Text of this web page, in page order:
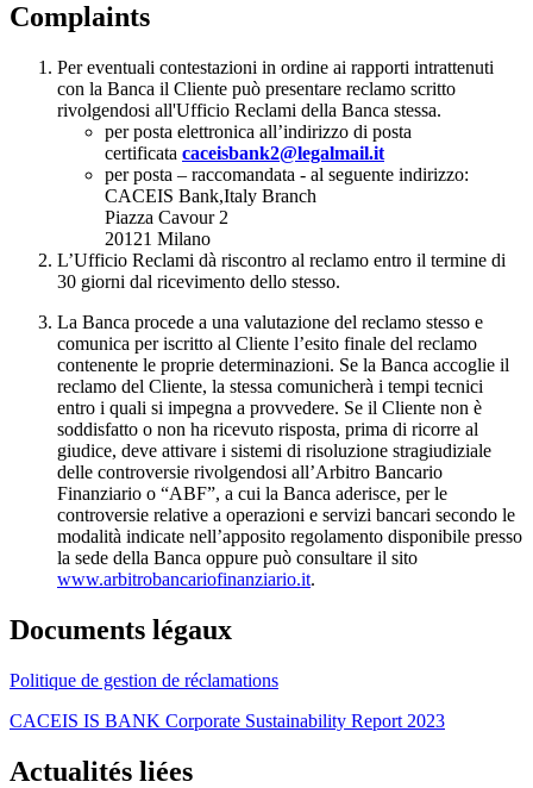
Complaints
Per eventuali contestazioni in ordine ai rapporti intrattenuti
con la Banca il Cliente può presentare reclamo scritto
rivolgendosi all'Ufficio Reclami della Banca stessa.
per posta elettronica all’indirizzo di posta
certificata caceisbank2@legalmail.it
per posta – raccomandata - al seguente indirizzo:
CACEIS Bank,Italy Branch
Piazza Cavour 2
20121 Milano
L’Ufficio Reclami dà riscontro al reclamo entro il termine di
30 giorni dal ricevimento dello stesso.
La Banca procede a una valutazione del reclamo stesso e
comunica per iscritto al Cliente l’esito finale del reclamo
contenente le proprie determinazioni. Se la Banca accoglie il
reclamo del Cliente, la stessa comunicherà i tempi tecnici
entro i quali si impegna a provvedere. Se il Cliente non è
soddisfatto o non ha ricevuto risposta, prima di ricorre al
giudice, deve attivare i sistemi di risoluzione stragiudiziale
delle controversie rivolgendosi all’Arbitro Bancario
Finanziario o “ABF”, a cui la Banca aderisce, per le
controversie relative a operazioni e servizi bancari secondo le
modalità indicate nell’apposito regolamento disponibile presso
la sede della Banca oppure può consultare il sito
www.arbitrobancariofinanziario.it.
Documents légaux
Politique de gestion de réclamations
CACEIS IS BANK Corporate Sustainability Report 2023
Actualités liées